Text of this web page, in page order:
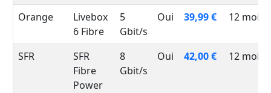
Orange
Livebox
6 Fibre
5
Gbit/s
Oui 39,99 € 12 mois
SFR
SFR
Fibre
Power
8
Gbit/s
Oui 42,00 € 12 mois